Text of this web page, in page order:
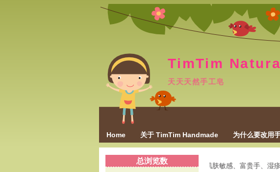
TimTim
天天天然手工皂
Home 关于 TimTim Handmade 为什么要改用
总浏览数 肌肤敏感、富贵手、湿疹等